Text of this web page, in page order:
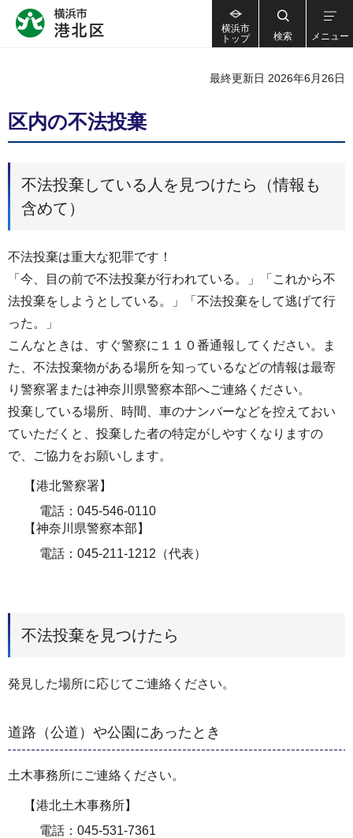
横浜市
トップ
検索 メニュー
最終更新日 2026年6月26日
区内の不法投棄
不法投棄している人を見つけたら（情報も
含めて）
不法投棄は重大な犯罪です！
「今、目の前で不法投棄が行われている。」「これから不
法投棄をしようとしている。」「不法投棄をして逃げて行
った。」
こんなときは、すぐ警察に１１０番通報してください。ま
た、不法投棄物がある場所を知っているなどの情報は最寄
り警察署または神奈川県警察本部へご連絡ください。
投棄している場所、時間、車のナンバーなどを控えておい
ていただくと、投棄した者の特定がしやすくなりますの
で、ご協力をお願いします。
【港北警察署】
電話：045-546-0110
【神奈川県警察本部】
電話：045-211-1212（代表）
不法投棄を見つけたら
発見した場所に応じてご連絡ください。
道路（公道）や公園にあったとき
土木事務所にご連絡ください。
【港北土木事務所】
電話：045-531-7361